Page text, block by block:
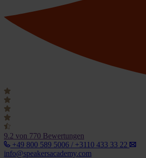
9.2 von 770 Bewertungen
+49 800 589 5006 / +3110 433 33 22
info@speakersacademy.com